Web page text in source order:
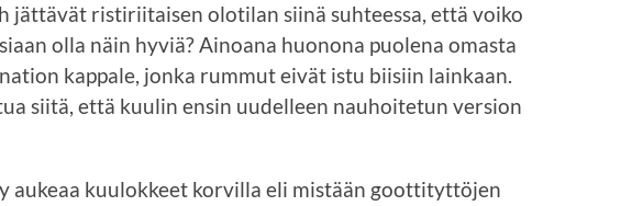
jättävät ristiriitaisen olotilan siinä suhteessa, että voiko
olla näin hyviä? Ainoana huonona puolena omasta
kappale, jonka rummut eivät istu biisiin lainkaan.
siitä, että kuulin ensin uudelleen nauhoitetun version
aukeaa kuulokkeet korvilla eli mistään goottityttöjen